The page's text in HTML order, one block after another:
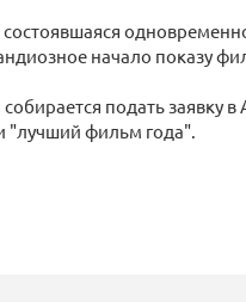
начало показу
подать заявку
"лучший фильм года".